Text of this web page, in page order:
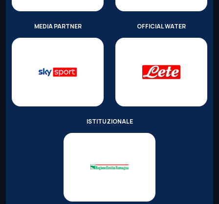
MEDIA PARTNER OFFICIAL WATER
ISTITUZIONALE